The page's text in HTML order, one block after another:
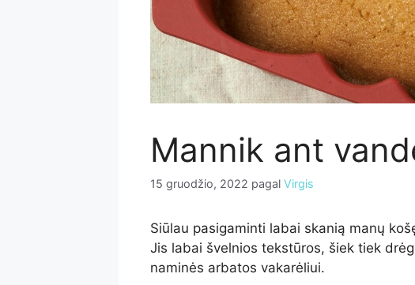
Mannik ant
15 gruodžio, 2022 pagal Virgis
Siūlau pasigaminti labai skanią manų
Jis labai švelnios tekstūros, šiek tiek
naminės arbatos vakarėliui.